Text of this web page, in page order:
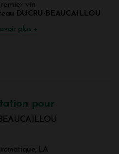
vin
DUCRU-BEAUCAILLOU
plus +
pour
LA